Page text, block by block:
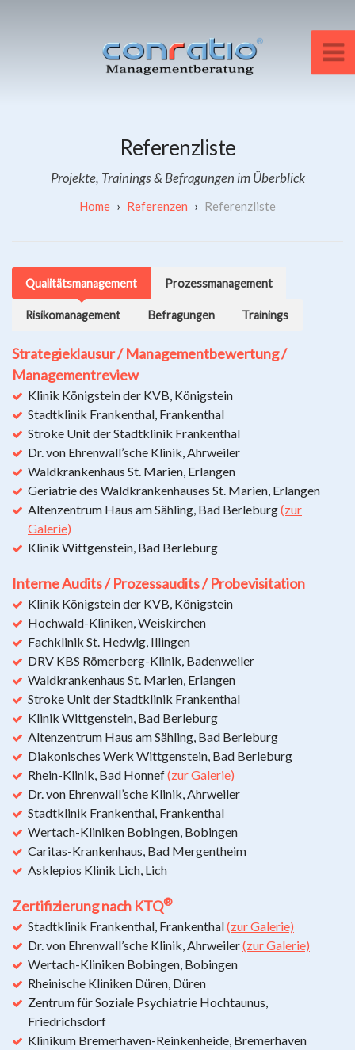
Referenzliste
Projekte, Trainings & Befragungen im Überblick
Referenzen Referenzliste
Qualitätsmanagement Prozessmanagement
Risikomanagement Befragungen Trainings
Strategieklausur / Managementbewertung /
Managementreview
Klinik Königstein der KVB, Königstein
Stadtklinik Frankenthal, Frankenthal
Stroke Unit der Stadtklinik Frankenthal
Dr. von Ehrenwall’sche Klinik, Ahrweiler
Waldkrankenhaus St. Marien, Erlangen
Geriatrie des Waldkrankenhauses St. Marien, Erlangen
Altenzentrum Haus am Sähling, Bad Berleburg(zur
Galerie)
Klinik Wittgenstein, Bad Berleburg
Interne Audits / Prozessaudits / Probevisitation
Klinik Königstein der KVB, Königstein
Hochwald-Kliniken, Weiskirchen
Fachklinik St. Hedwig, Illingen
DRV KBS Römerberg-Klinik, Badenweiler
Waldkrankenhaus St. Marien, Erlangen
Stroke Unit der Stadtklinik Frankenthal
Klinik Wittgenstein, Bad Berleburg
Altenzentrum Haus am Sähling, Bad Berleburg
Diakonisches Werk Wittgenstein, Bad Berleburg
Rhein-Klinik, Bad Honnef(zur Galerie)
Dr. von Ehrenwall’sche Klinik, Ahrweiler
Stadtklinik Frankenthal, Frankenthal
Wertach-Kliniken Bobingen, Bobingen
Caritas-Krankenhaus, Bad Mergentheim
Asklepios Klinik Lich, Lich
Zertifizierung nach KTQ®
Stadtklinik Frankenthal, Frankenthal(zur Galerie)
Dr. von Ehrenwall’sche Klinik, Ahrweiler(zur Galerie)
Wertach-Kliniken Bobingen, Bobingen
Rheinische Kliniken Düren, Düren
Zentrum für Soziale Psychiatrie Hochtaunus,
Friedrichsdorf
Klinikum Bremerhaven-Reinkenheide, Bremerhaven